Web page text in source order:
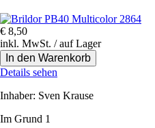
€ 8,50
inkl. MwSt. / auf Lager
Details sehen
Inhaber: Sven Krause
Im Grund 1